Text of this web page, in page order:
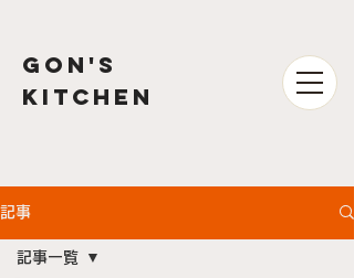
GON'S
kitchen
記事
記事一覧